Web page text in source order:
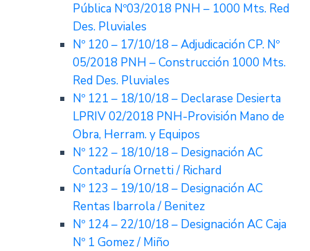
Pública Nº03/2018 PNH – 1000 Mts. Red
Des. Pluviales
Nº 120 – 17/10/18 – Adjudicación CP. Nº
05/2018 PNH – Construcción 1000 Mts.
Red Des. Pluviales
Nº 121 – 18/10/18 – Declarase Desierta
LPRIV 02/2018 PNH-Provisión Mano de
Obra, Herram. y Equipos
Nº 122 – 18/10/18 – Designación AC
Contaduría Ornetti / Richard
Nº 123 – 19/10/18 – Designación AC
Rentas Ibarrola / Benitez
Nº 124 – 22/10/18 – Designación AC Caja
Nº 1 Gomez / Miño